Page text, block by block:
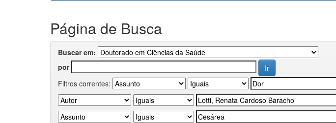
Página de Busca
Buscar em:
por
Filtros correntes: